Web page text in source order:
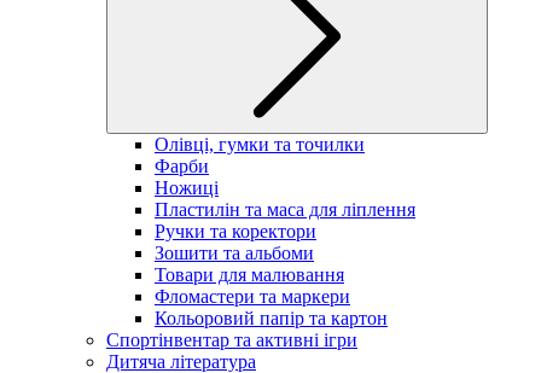
Олівці, гумки та точилки
Фарби
Ножиці
Пластилін та маса для ліплення
Ручки та коректори
Зошити та альбоми
Товари для малювання
Фломастери та маркери
Кольоровий папір та картон
Спортінвентар та активні ігри
Дитяча література